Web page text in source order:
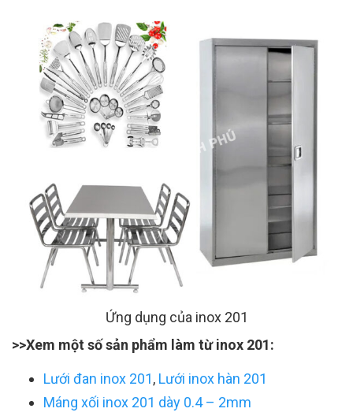
Ứng dụng của inox 201
>>Xem một số sản phẩm làm từ inox 201:
Lưới đan inox 201, Lưới inox hàn 201
Máng xối inox 201 dày 0.4 – 2mm